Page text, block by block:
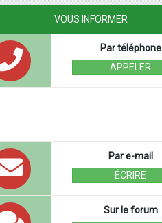
VOUS INFORMER
Par téléphone
APPELER
Par e-mail
ÉCRIRE
Sur le forum